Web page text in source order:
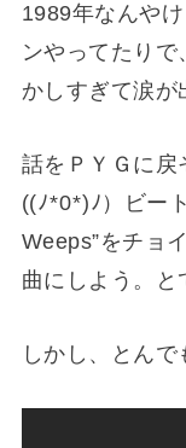
1989年なんや
ンやってたり
かしすぎて涙
話をＰＹＧに戻
((⁠ﾉ⁠*⁠0⁠*⁠)⁠ﾉ）ビー
Weeps”をチョ
曲にしよう。と
しかし、とん